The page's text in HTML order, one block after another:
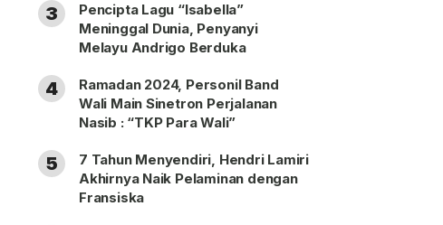
3
Pencipta Lagu “Isabella”
Meninggal Dunia, Penyanyi
Melayu Andrigo Berduka
4
Ramadan 2024, Personil Band
Wali Main Sinetron Perjalanan
Nasib : “TKP Para Wali”
5
7 Tahun Menyendiri, Hendri Lamiri
Akhirnya Naik Pelaminan dengan
Fransiska